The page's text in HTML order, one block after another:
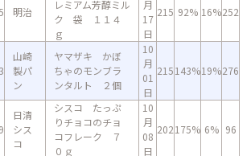
明治
レミアム芳醇ミル
ク 袋 １１４
ｇ
月
17
日
215 92% 16%252
山崎
製パ
ン
ヤマザキ かぼ
ちゃのモンブラ
ンタルト ２個
10
月
01
日
215143%19%276
日清
シス
コ
シスコ たっぷ
りチョコのチョ
コフレーク ７
０ｇ
10
月
08
日
202175% 6% 96